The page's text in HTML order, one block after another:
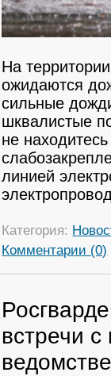
На
ожидаются
сильные
шквалистые
не
линией
Категория:
Комментарии (0)
встречи